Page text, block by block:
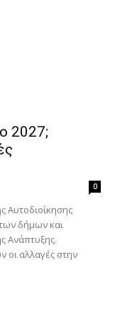
2027;
0
Αυτοδιοίκησης
δήμων και
Ανάπτυξης.
οι αλλαγές στην